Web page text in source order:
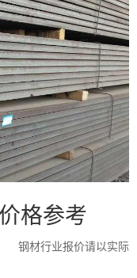
格参考
请以实际